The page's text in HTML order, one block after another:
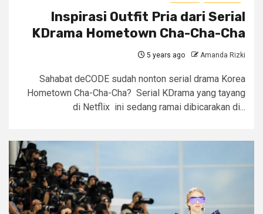
Inspirasi Outfit Pria dari Serial
KDrama Hometown Cha-Cha-Cha
5 years ago Amanda Rizki
Sahabat deCODE sudah nonton serial drama Korea
Hometown Cha-Cha-Cha? Serial KDrama yang tayang
di Netflix ini sedang ramai dibicarakan di...